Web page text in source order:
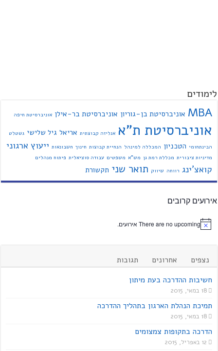
לימודים
MBA אוניברסיטת בן-גוריון אוניברסיטת בר-אילן אוניברסיטת חיפה
אוניברסיטת ת"א אנליזה קבוצתית אריאל גיל שלישי גשטלט
הבינתחומי הטכניון המכללה למינהל הנחיית קבוצות חינוך חשבונאות ייעוץ ארגוני
מדיניות ציבורית מכללת רמת גן מש"א משפטים עבודה סוציאלית פיתוח מנהלים
קואצ'ינג רווחה שיווק תואר שני תקשורת
אירועים קרובים
There are no upcoming אירועים.
נצפים אחרונים
תגובות
חשיבות ההדרכה בעת מיתון
18 במאי, 2015
תמיכת הנהלת הארגון בתהליך ההדרכה
18 במאי, 2015
הדרכה בתקופות צמצומים
12 באפריל, 2015